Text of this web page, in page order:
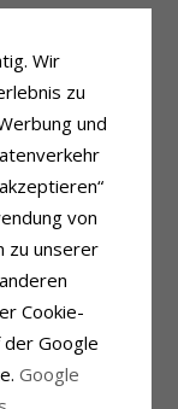
Diamant
Wesselton
SI
Mit Den
1,5 mm
Wir
zu
und
von
zu unserer
Cookie-
der Google
Google